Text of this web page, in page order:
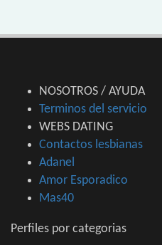
NOSOTROS / AYUDA
Terminos del servicio
WEBS DATING
Contactos lesbianas
Adanel
Amor Esporadico
Mas40
Perfiles por categorias